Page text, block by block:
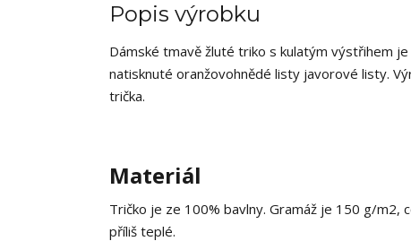
Popis výrobku
Dámské tmavě žluté triko s kulatým výstřihem
natisknuté oranžovohnědé listy javorové listy.
trička.
Materiál
Tričko je ze 100% bavlny. Gramáž je 150 g/m2,
příliš teplé.